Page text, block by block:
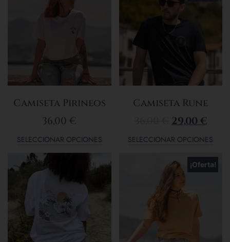
Camiseta Pirineos
36,00€
SELECCIONAR OPCIONES
Camiseta Rune
29,00 €
SELECCIONAR OPCIONES
¡Oferta!